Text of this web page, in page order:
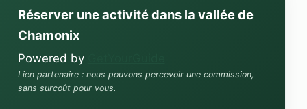
Réserver une activité dans la vallée de
Chamonix
Powered by
Lien partenaire : nous pouvons percevoir une commission,
sans surcoût pour vous.